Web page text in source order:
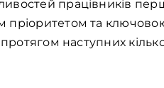
працівників
пріоритетом та
наступних